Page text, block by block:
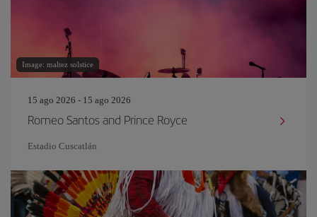
Image: maltez solstice
15 ago 2026 - 15 ago 2026
Romeo Santos and Prince Royce
Estadio Cuscatlán